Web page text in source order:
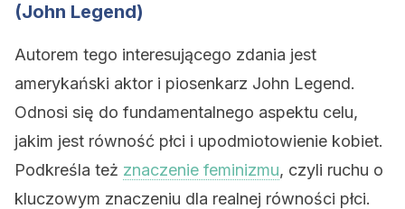
(John Legend)
Autorem tego interesującego zdania jest
amerykański aktor i piosenkarz John Legend.
Odnosi się do fundamentalnego aspektu celu,
jakim jest równość płci i upodmiotowienie kobiet.
Podkreśla też znaczenie feminizmu, czyli ruchu o
kluczowym znaczeniu dla realnej równości płci.